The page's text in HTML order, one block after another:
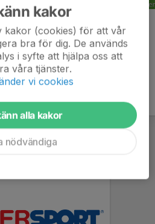
kakor
kakor (cookies) för att vår
bra för dig. De används
i syfte att hjälpa oss att
våra tjänster.
vi cookies
alla kakor
nödvändiga